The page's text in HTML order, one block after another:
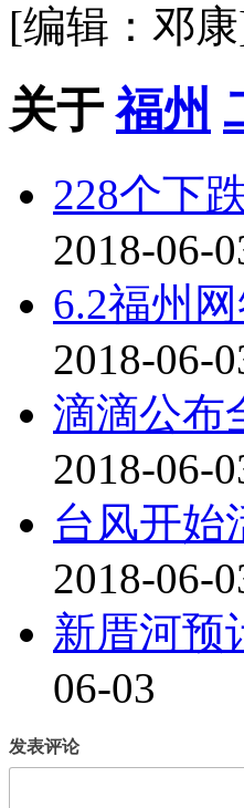
[编辑：邓
关于 福州
228个下
2018-06-
6.2福州
2018-06-
滴滴公布
2018-06-
台风开
2018-06-
新厝河预
06-03
发表评论